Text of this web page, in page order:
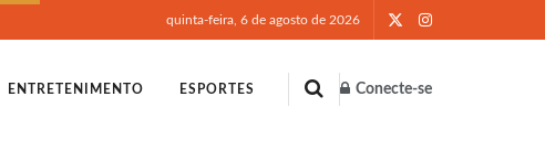
quinta-feira, 6 de agosto de 2026
ENTRETENIMENTO ESPORTES Conecte-se